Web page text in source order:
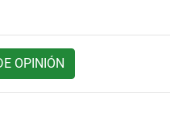
OPINIÓN